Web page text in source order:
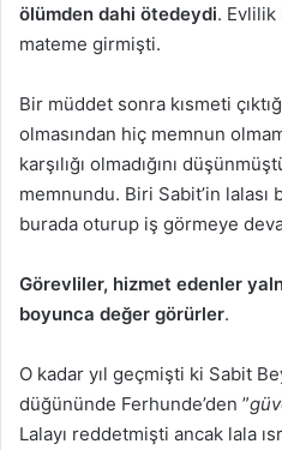
ölümden dahi ötedeydi. Evlilik
mateme girmişti.
Bir müddet sonra kısmeti
olmasından hiç memnun
karşılığı olmadığını
memnundu. Biri Sabit’in lalası
burada oturup iş görmeye
Görevliler, hizmet edenler
boyunca değer görürler.
O kadar yıl geçmişti ki Sabit
düğününde Ferhunde’den ”
Lalayı reddetmişti ancak lala